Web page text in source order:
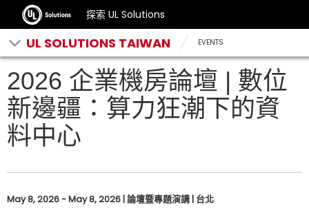
探索 UL Solutions
UL SOLUTIONS TAIWAN EVENTS
2026 企業機房論壇 | 數位
新邊疆：算力狂潮下的資
料中心
May 8, 2026 - May 8, 2026 | 論壇暨專題演講 | 台北